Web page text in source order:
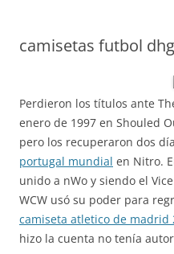
camisetas futbol
Perdieron los títulos ante
enero de 1997 en Shouled
pero los recuperaron dos
portugal mundial en Nitro.
unido a nWo y siendo el
WCW usó su poder para
camiseta atletico de madrid
hizo la cuenta no tenía